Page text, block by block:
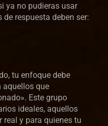
ya no pudieras usar
respuesta deben ser:
tu enfoque debe
aquellos que
Este grupo
ideales, aquellos
real y para quienes tu